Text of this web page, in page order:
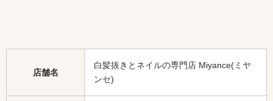
店舗名
白髪抜きとネイルの専門店 Miyance(ミヤ
ンセ)